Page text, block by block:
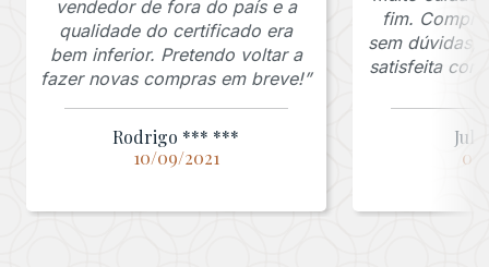
vendedor de fora do país e a
qualidade do certificado era
bem inferior. Pretendo voltar a
fazer novas compras em breve!”
Rodrigo *** ***
10/09/2021
fim.
sem dúvidas,
satisfeita com
03/